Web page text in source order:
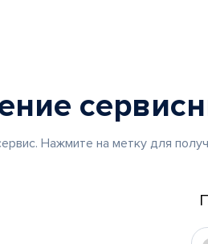
Нажмите на метку для